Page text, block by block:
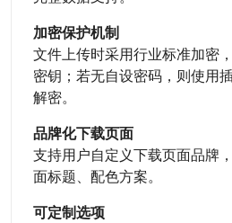
加密保护机制
文件上传时采用行业标准加密
密钥；若无自设密码，则使用
解密。
品牌化下载页面
支持用户自定义下载页面品牌
面标题、配色方案。
可定制选项